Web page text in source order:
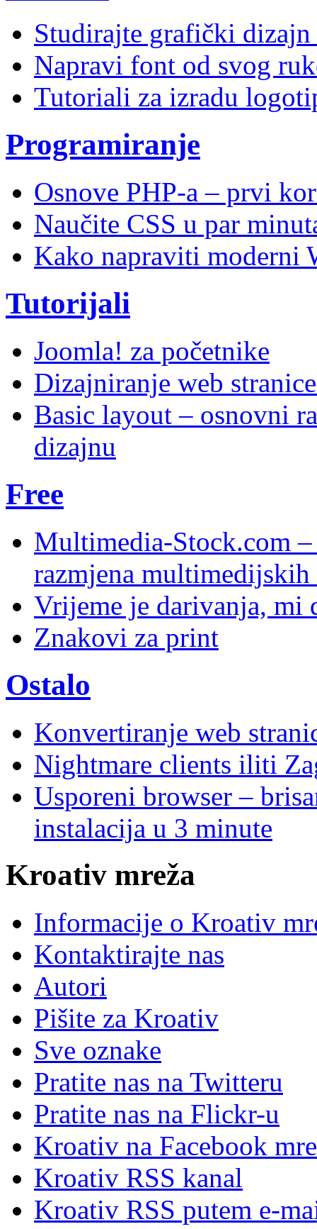
Studirajte grafički dizajn
Napravi font od svog
Tutoriali za izradu
Programiranje
Osnove PHP-a – prvi
Naučite CSS u par
Kako napraviti moderni
Tutorijali
Joomla! za početnike
Dizajniranje web
Basic layout – osnovni
dizajnu
Free
Multimedia-Stock.com –
razmjena multimedijskih
Vrijeme je darivanja, mi
Znakovi za print
Ostalo
Konvertiranje web
Nightmare clients iliti
Usporeni browser –
instalacija u 3 minute
Kroativ mreža
Informacije o Kroativ
Kontaktirajte nas
Autori
Pišite za Kroativ
Sve oznake
Pratite nas na Twitteru
Pratite nas na Flickr-u
Kroativ na Facebook
Kroativ RSS kanal
Kroativ RSS putem e-